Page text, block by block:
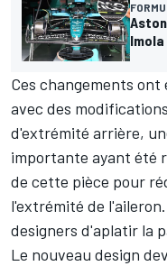
Imola
Ces changements
avec des
d'extrémité arrière,
importante ayant été
de cette pièce pour
l'extrémité de
designers d'aplatir la
Le nouveau design